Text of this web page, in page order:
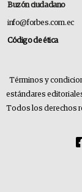
Buzón ciudadano
info@forbes.com.ec
Código de ética
Términos y
estándares
Todos los derechos